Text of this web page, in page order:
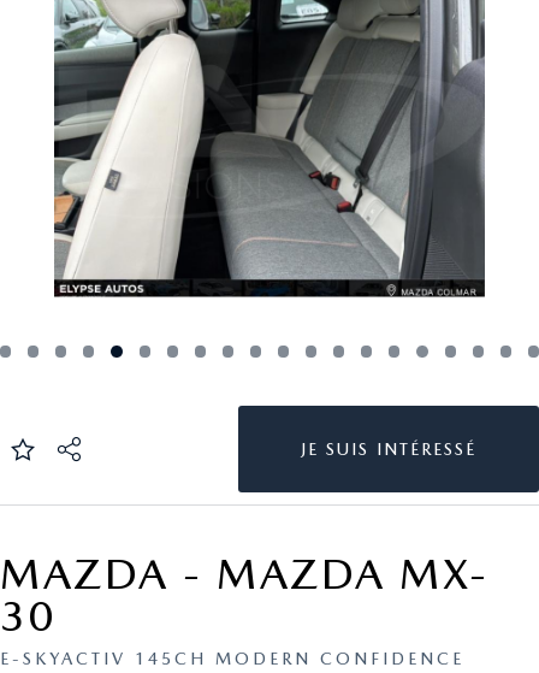
JE SUIS INTÉRESSÉ
MAZDA - MAZDA MX-
30
E-SKYACTIV 145CH MODERN CONFIDENCE